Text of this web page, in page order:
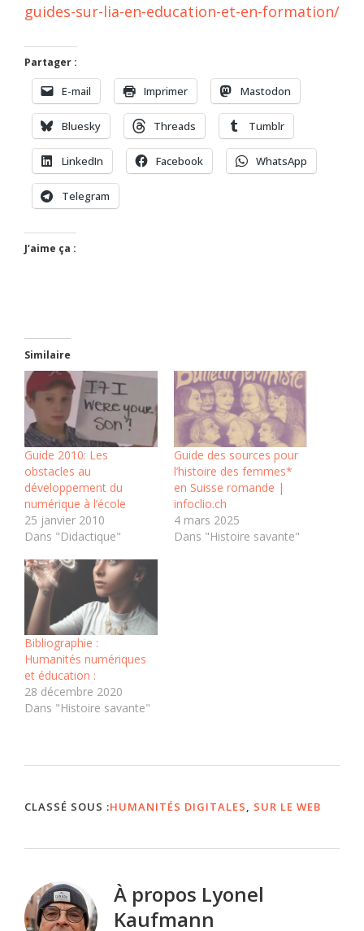
guides-sur-lia-en-education-et-en-formation/
Partager :
E-mail Imprimer Mastodon
Bluesky Threads Tumblr
LinkedIn Facebook WhatsApp
Telegram
J’aime ça :
Similaire
Guide 2010: Les
obstacles au
développement du
numérique à l’école
25 janvier 2010
Dans "Didactique"
Guide des sources pour
l’histoire des femmes*
en Suisse romande |
infoclio.ch
4 mars 2025
Dans "Histoire savante"
Bibliographie :
Humanités numériques
et éducation :
28 décembre 2020
Dans "Histoire savante"
CLASSÉ SOUS :HUMANITÉS DIGITALES, SUR LE WEB
À propos Lyonel
Kaufmann